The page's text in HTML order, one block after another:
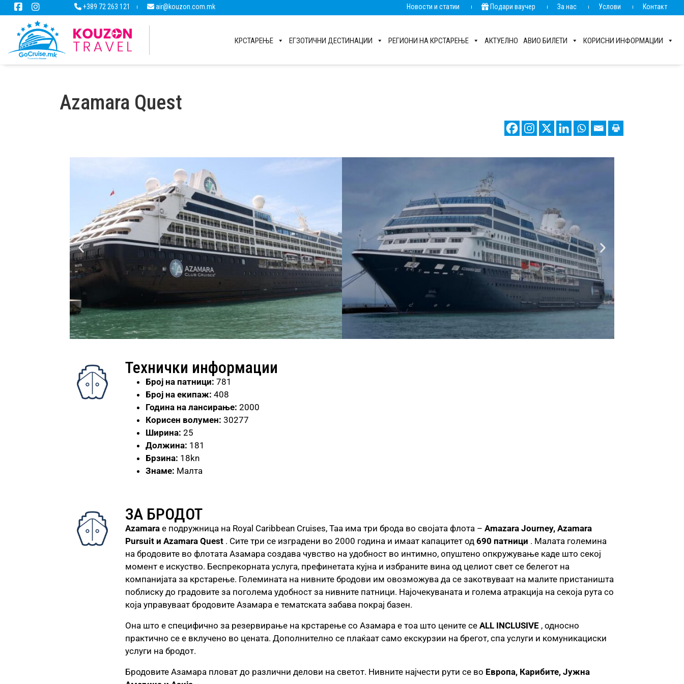
+389 72 263 121 air@kouzon.com.mk Новости и статии Подари ваучер За нас Услови Контакт
КРСТАРЕЊЕ ЕГЗОТИЧНИ ДЕСТИНАЦИИ РЕГИОНИ НА КРСТАРЕЊЕ АКТУЕЛНО АВИО БИЛЕТИ КОРИСНИ ИНФОРМАЦИИ
Azamara Quest
Технички информации
Број на патници: 781
Број на екипаж: 408
Година на лансирање: 2000
Корисен волумен: 30277
Ширина: 25
Должина: 181
Брзина: 18kn
Знаме: Малта
ЗА БРОДОТ
Azamara е подружница на Royal Caribbean Cruises, Таа има три брода во својата флота – Amazara Journey, Azamara
Pursuit и Azamara Quest . Сите три се изградени во 2000 година и имаат капацитет од 690 патници . Малата големина
на бродовите во флотата Азамара создава чувство на удобност во интимно, опуштено опкружување каде што секој
момент е искуство. Беспрекорната услуга, префинетата кујна и избраните вина од целиот свет се белегот на
компанијата за крстарење. Големината на нивните бродови им овозможува да се закотвуваат на малите пристаништа
поблиску до градовите за поголема удобност за нивните патници. Најочекуваната и голема атракција на секоја рута со
која управуваат бродовите Азамара е тематската забава покрај базен.
Она што е специфично за резервирање на крстарење со Азамара е тоа што цените се ALL INCLUSIVE , односно
практично се е вклучено во цената. Дополнително се плаќаат само екскурзии на брегот, спа услуги и комуникациски
услуги на бродот.
Бродовите Азамара пловат до различни делови на светот. Нивните најчести рути се во Европа, Карибите, Јужна